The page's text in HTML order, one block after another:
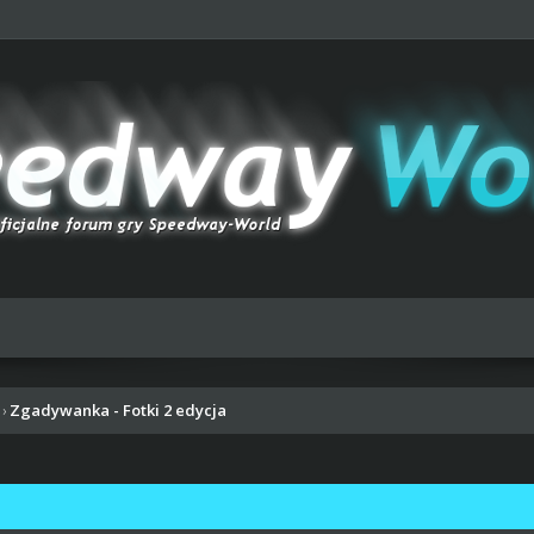
› Zgadywanka - Fotki 2 edycja